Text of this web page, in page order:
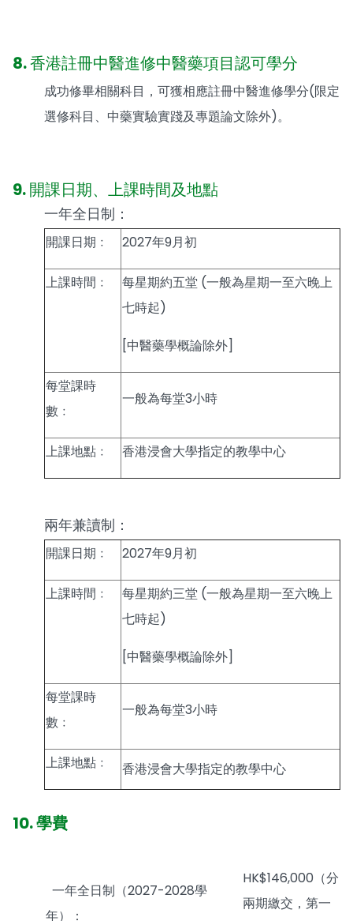
8. 香港註冊中醫進修中醫藥項目認可學分
成功修畢相關科目，可獲相應註冊中醫進修學分(限定
選修科目、中藥實驗實踐及專題論文除外)。
9. 開課日期、上課時間及地點
一年全日制：
開課日期﹕ 2027年9月初
上課時間﹕
每星期約五堂 (一般為星期一至六晚上
七時起)
[中醫藥學概論除外]
每堂課時
數﹕
一般為每堂3小時
上課地點﹕ 香港浸會大學指定的教學中心
兩年兼讀制：
開課日期﹕ 2027年9月初
上課時間﹕
每星期約三堂 (一般為星期一至六晚上
七時起)
[中醫藥學概論除外]
每堂課時
數﹕
一般為每堂3小時
上課地點﹕ 香港浸會大學指定的教學中心
10. 學費
一年全日制（2027-2028學
年）：
HK$146,000（分
兩期繳交，第一